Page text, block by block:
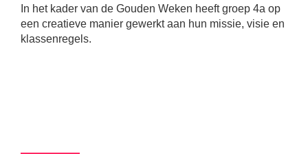
In het kader van de Gouden Weken heeft groep 4a op
een creatieve manier gewerkt aan hun missie, visie en
klassenregels.